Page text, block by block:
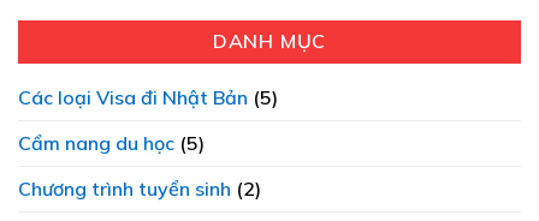
DANH MỤC
Các loại Visa đi Nhật Bản (5)
Cẩm nang du học (5)
Chương trình tuyển sinh (2)